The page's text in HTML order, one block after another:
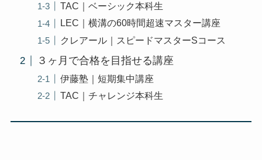
TAC｜ベーシック本科生
LEC｜横溝の60時間超速マスター講座
クレアール｜スピードマスターSコース
３ヶ月で合格を目指せる講座
伊藤塾｜短期集中講座
TAC｜チャレンジ本科生